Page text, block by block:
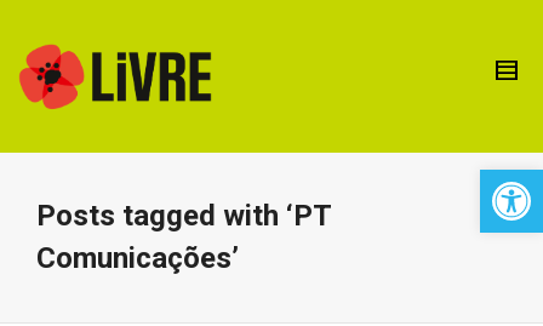
Posts tagged with ‘PT
Comunicações’